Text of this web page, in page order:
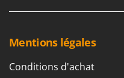
Mentions légales
Conditions d'achat